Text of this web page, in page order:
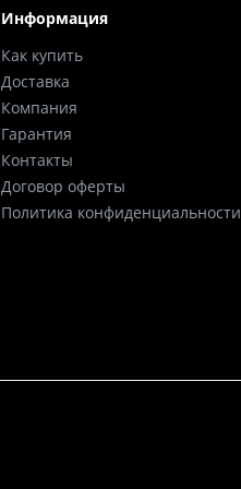
Информация
Как купить
Доставка
Компания
Гарантия
Контакты
Договор оферты
Политика конфиденциальности